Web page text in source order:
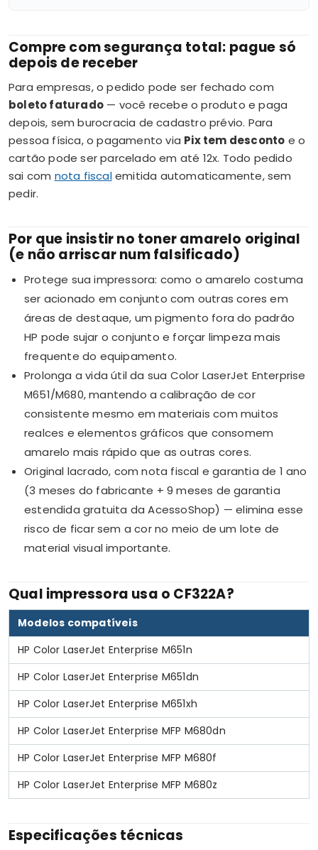
Compre com segurança total: pague só
depois de receber
Para empresas, o pedido pode ser fechado com
boleto faturado — você recebe o produto e paga
depois, sem burocracia de cadastro prévio. Para
pessoa física, o pagamento via Pix tem desconto e o
cartão pode ser parcelado em até 12x. Todo pedido
sai com nota fiscalemitida automaticamente, sem
pedir.
Por que insistir no toner amarelo original
(e não arriscar num falsificado)
Protege sua impressora: como o amarelo costuma
ser acionado em conjunto com outras cores em
áreas de destaque, um pigmento fora do padrão
HP pode sujar o conjunto e forçar limpeza mais
frequente do equipamento.
Prolonga a vida útil da sua Color LaserJet Enterprise
M651/M680, mantendo a calibração de cor
consistente mesmo em materiais com muitos
realces e elementos gráficos que consomem
amarelo mais rápido que as outras cores.
Original lacrado, com nota fiscal e garantia de 1 ano
(3 meses do fabricante + 9 meses de garantia
estendida gratuita da AcessoShop) — elimina esse
risco de ficar sem a cor no meio de um lote de
material visual importante.
Qual impressora usa o CF322A?
Modelos compatíveis
HP Color LaserJet Enterprise M651n
HP Color LaserJet Enterprise M651dn
HP Color LaserJet Enterprise M651xh
HP Color LaserJet Enterprise MFP M680dn
HP Color LaserJet Enterprise MFP M680f
HP Color LaserJet Enterprise MFP M680z
Especificações técnicas